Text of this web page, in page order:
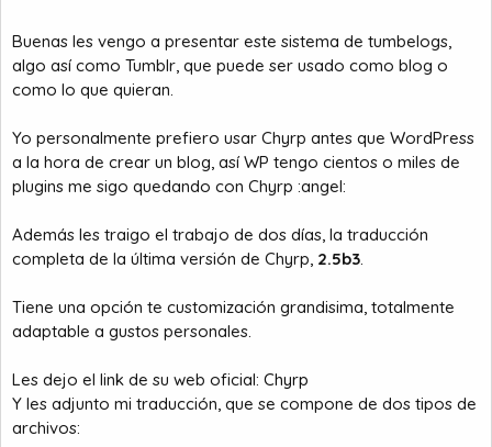
Buenas les vengo a presentar este sistema de tumbelogs,
algo así como Tumblr, que puede ser usado como blog o
como lo que quieran.
Yo personalmente prefiero usar Chyrp antes que WordPress
a la hora de crear un blog, así WP tengo cientos o miles de
plugins me sigo quedando con Chyrp :angel:
Además les traigo el trabajo de dos días, la traducción
completa de la última versión de Chyrp, 2.5b3.
Tiene una opción te customización grandisima, totalmente
adaptable a gustos personales.
Les dejo el link de su web oficial: Chyrp
Y les adjunto mi traducción, que se compone de dos tipos de
archivos: